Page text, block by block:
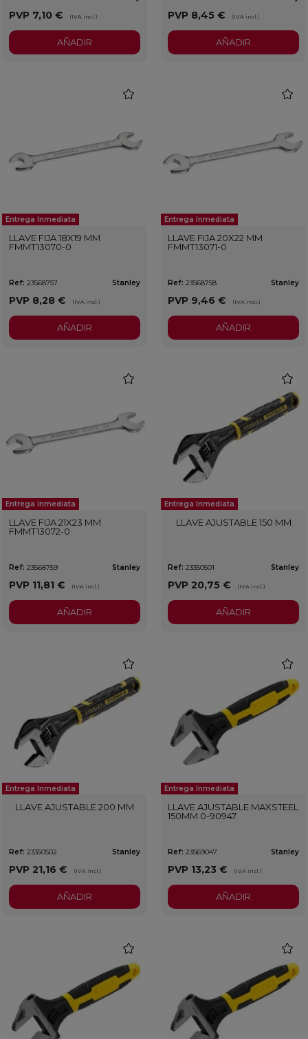
PVP 7,10 € (IVA incl.)
AÑADIR
PVP 8,45 € (IVA incl.)
AÑADIR
Entrega Inmediata
LLAVE FIJA 18X19 MM
FMMT13070-0
Ref: 23568757 Stanley
PVP 8,28 € (IVA incl.)
AÑADIR
Entrega Inmediata
LLAVE FIJA 20X22 MM
FMMT13071-0
Ref: 23568758 Stanley
PVP 9,46 € (IVA incl.)
AÑADIR
Entrega Inmediata
LLAVE FIJA 21X23 MM
FMMT13072-0
Ref: 23568759 Stanley
PVP 11,81 € (IVA incl.)
AÑADIR
Entrega Inmediata
LLAVE AJUSTABLE 150 MM
Ref: 23350501 Stanley
PVP 20,75 € (IVA incl.)
AÑADIR
Entrega Inmediata
LLAVE AJUSTABLE 200 MM
Ref: 23350502 Stanley
PVP 21,16 € (IVA incl.)
AÑADIR
Entrega Inmediata
LLAVE AJUSTABLE MAXSTEEL
150MM 0-90947
Ref: 23569047 Stanley
PVP 13,23 € (IVA incl.)
AÑADIR